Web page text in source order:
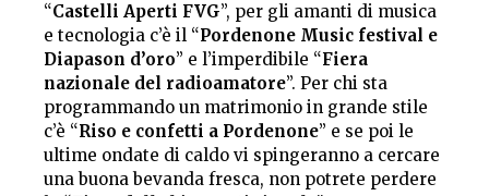
“Castelli Aperti FVG”, per gli amanti di musica
e tecnologia c’è il “Pordenone Music festival e
Diapason d’oro” e l’imperdibile “Fiera
nazionale del radioamatore”. Per chi sta
programmando un matrimonio in grande stile
c’è “Riso e confetti a Pordenone” e se poi le
ultime ondate di caldo vi spingeranno a cercare
una buona bevanda fresca, non potrete perdere